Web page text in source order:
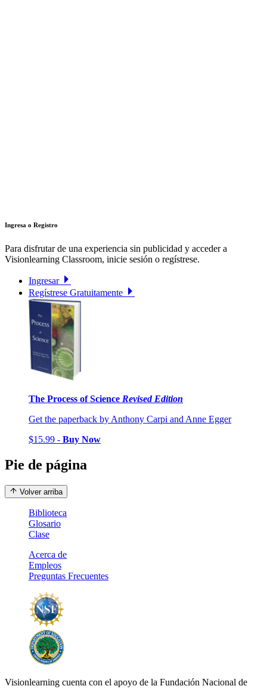
Ingresa o Registro
Para disfrutar de una experiencia sin publicidad y acceder a
Visionlearning Classroom, inicie sesión o regístrese.
Ingresar
Regístrese Gratuitamente
The Process of Science Revised Edition
Get the paperback by Anthony Carpi and Anne Egger
$15.99 - Buy Now
Pie de página
Volver arriba
Biblioteca
Glosario
Clase
Acerca de
Empleos
Preguntas Frecuentes
Visionlearning cuenta con el apoyo de la Fundación Nacional de